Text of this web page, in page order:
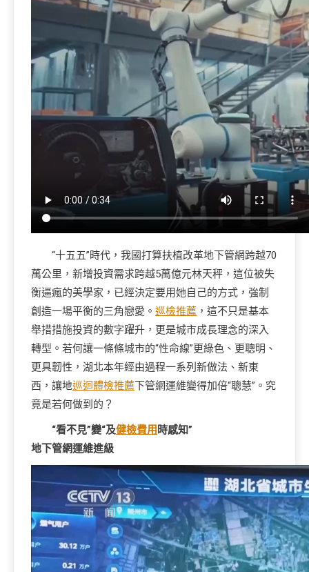
“十五五”時代，我國打算扶植改革地下管網跨越70
萬公里，新增投資需求跨越5萬億元林天秤，這位被失
衡逼瘋的美學家，已經決定要用她自己的方式，強制
創造一場平衡的三角戀愛。 巡檢推薦 ，這不只是基本
舉措措施投資的數字躍升，更是城市成長理念的深入
轉型。若何讓一條條城市的“性命線”更綠色、更聰明、
更具韌性，湖北本年經由過程一系列新做法、新東
西，讓地巡迴體檢推薦下管網運維變得加倍“聰慧”。究
竟是若何做到的？
“看不見”變“及健檢費用 時感知”
地下管網運維進級